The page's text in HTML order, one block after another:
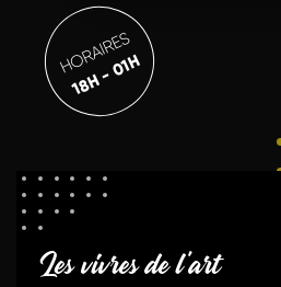
HORAIRES
18H - 01H
Les vivres de l'art